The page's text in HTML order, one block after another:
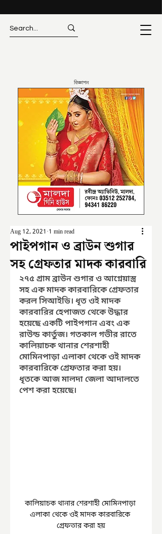
বিজ্ঞাপন
পাইপগান ও ব্রাউন শুগার
সহ গ্রেফতার মাদক কারবারি
Aug 12, 2021 1 min read
২৭৫ গ্রাম ব্রাউন শুগার ও আগ্নেয়াস্ত্র
সহ এক মাদক কারবারিকে গ্রেফতার
করল সিআইডি। ধৃত ওই মাদক
কারবারির হেপাজত থেকে উদ্ধার
হয়েছে একটি পাইপগান এবং এক
রাউন্ড কার্তুজ। গতকাল গভীর রাতে
কালিয়াচক থানার শেরশাহী
মোমিনপাড়া এলাকা থেকে ওই মাদক
কারবারিকে গ্রেফতার করা হয়।
ধৃতকে আজ মালদা জেলা আদালতে
পেশ করা হয়েছে।
কালিয়াচক থানার শেরশাহী মোমিনপাড়া
এলাকা থেকে ওই মাদক কারবারিকে
গ্রেফতার করা হয়